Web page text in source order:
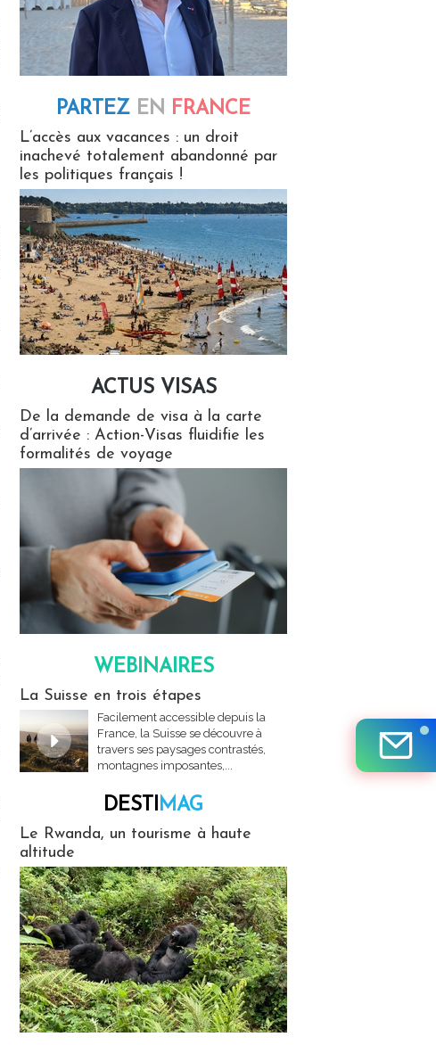
PARTEZ EN FRANCE
L’accès aux vacances : un droit
inachevé totalement abandonné par
les politiques français !
ACTUS VISAS
De la demande de visa à la carte
d’arrivée : Action-Visas fluidifie les
formalités de voyage
WEBINAIRES
La Suisse en trois étapes
Facilement accessible depuis la
France, la Suisse se découvre à
travers ses paysages contrastés,
montagnes imposantes,...
DESTIMAG
Le Rwanda, un tourisme à haute
altitude